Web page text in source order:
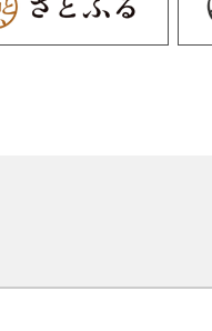
】SY-03茶石目
緒（笹浪織）